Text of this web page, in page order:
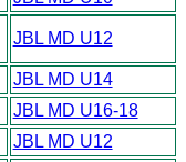
JBL MD U12
JBL MD U14
JBL MD U16-18
JBL MD U12